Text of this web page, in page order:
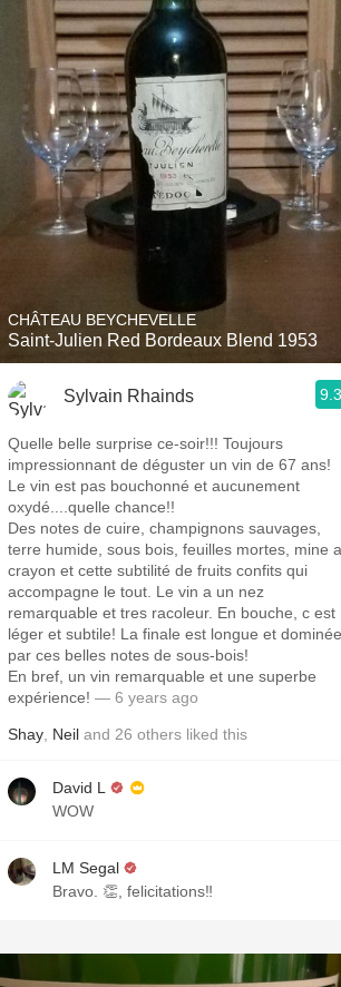
CHÂTEAU BEYCHEVELLE
Saint-Julien Red Bordeaux Blend 1953
Sylvain Rhainds 9.3
Quelle belle surprise ce-soir!!! Toujours
impressionnant de déguster un vin de 67 ans!
Le vin est pas bouchonné et aucunement
oxydé....quelle chance!!
Des notes de cuire, champignons sauvages,
terre humide, sous bois, feuilles mortes, mine a
crayon et cette subtilité de fruits confits qui
accompagne le tout. Le vin a un nez
remarquable et tres racoleur. En bouche, c est
léger et subtile! La finale est longue et dominée
par ces belles notes de sous-bois!
En bref, un vin remarquable et une superbe
expérience! — 6 years ago
Shay Neil and 26 others liked this
David L
WOW
LM Segal
Bravo. 👏, felicitations‼️